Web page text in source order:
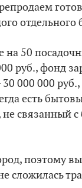
отдельного
50
руб., фонд
000 000
есть
связанный
поэтому
сложилась